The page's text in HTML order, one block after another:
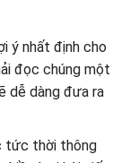
ý nhất định cho
đọc chúng một
dễ dàng đưa ra
tức thời thông